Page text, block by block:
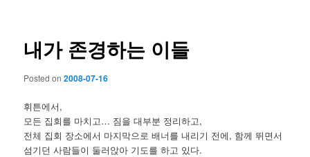
내가 존경하는 이들
Posted on2008-07-16
휘튼에서,
모든 집회를 마치고… 짐을 대부분 정리하고,
전체 집회 장소에서 마지막으로 배너를 내리기 전에, 함께 뛰면서
섬기던 사람들이 둘러앉아 기도를 하고 있다.